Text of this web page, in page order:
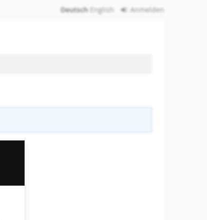
Deutsch English Anmelden